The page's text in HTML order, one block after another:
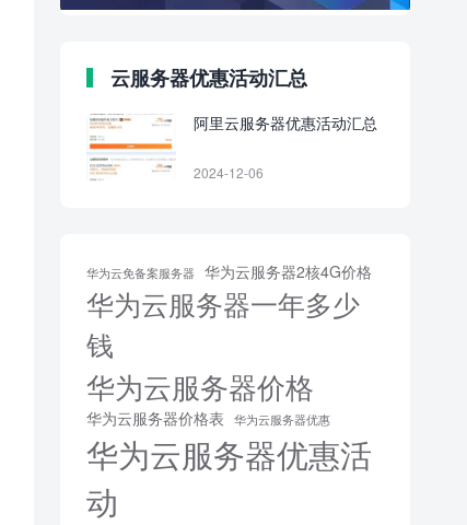
云服务器优惠活动汇总
阿里云服务器优惠活动汇总
2024-12-06
华为云免备案服务器 华为云服务器2核4G价格
华为云服务器一年多少
钱
华为云服务器价格
华为云服务器价格表 华为云服务器优惠
华为云服务器优惠活
动